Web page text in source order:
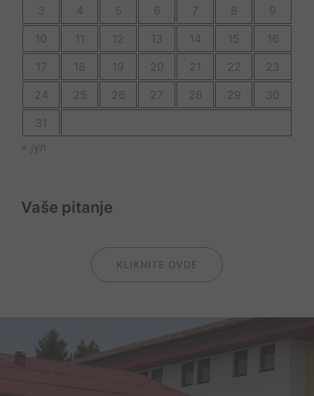
3
4 5 6 7 8
9
10
11 12 13 14 15
16
17
18 19 20 21 22
23
24
25 26 27 28 29
30
31
« јул
Vaše pitanje
KLIKNITE OVDE